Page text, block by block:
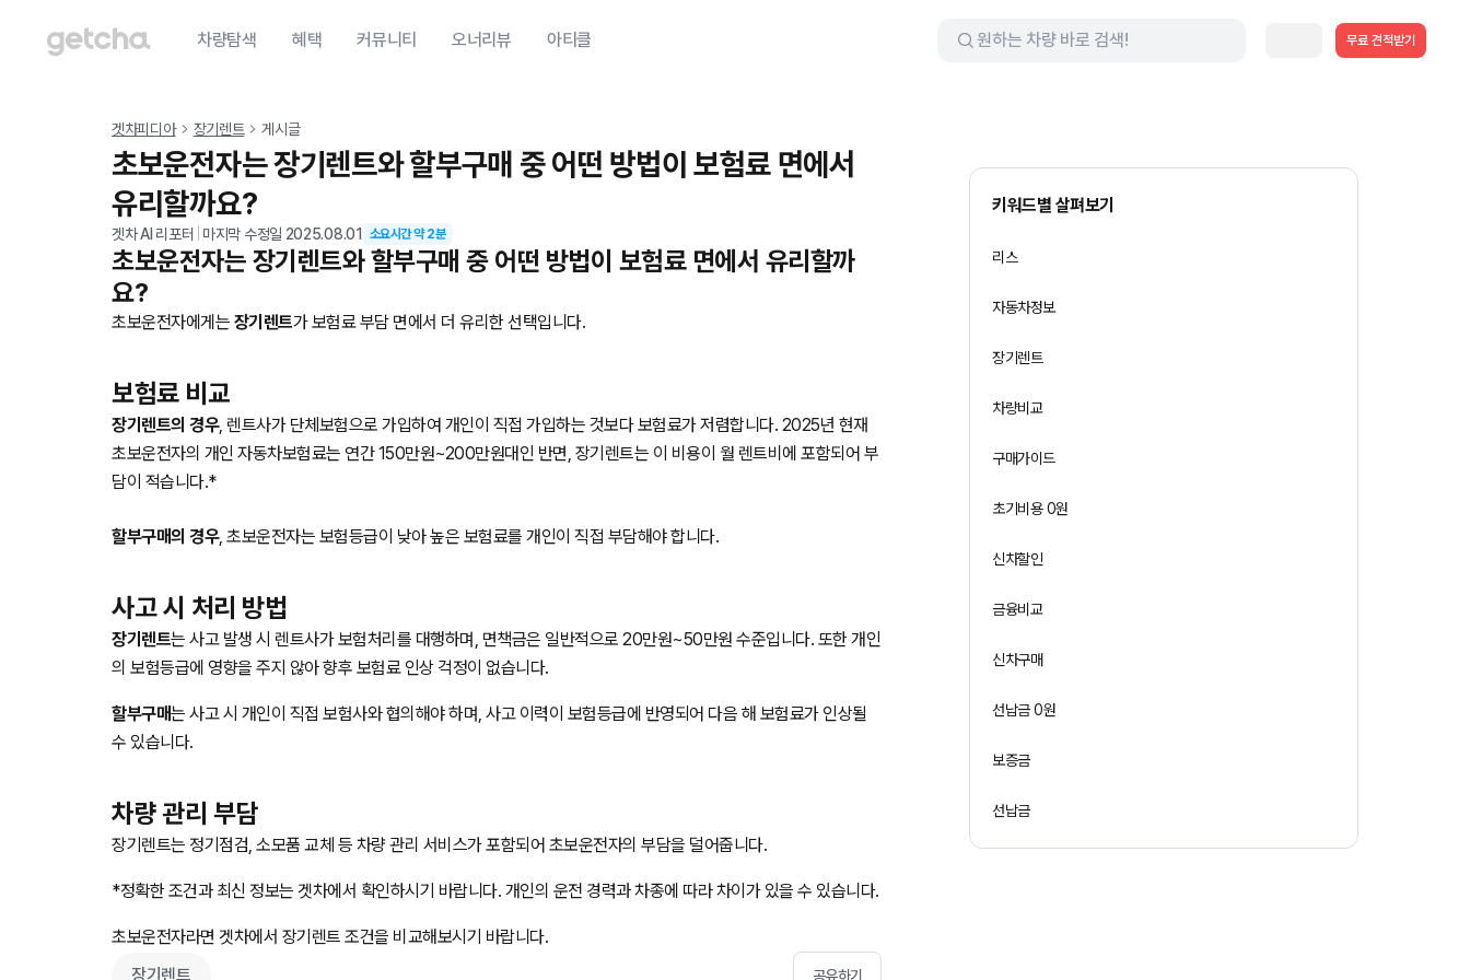
차량탐색 혜택 커뮤니티 오너리뷰 아티클 무료 견적받기
겟차피디아 장기렌트 게시글
초보운전자는 장기렌트와 할부구매 중 어떤 방법이 보험료 면에서
유리할까요?
겟차 AI 리포터 마지막 수정일 2025.08.01 소요시간 약2분
초보운전자는 장기렌트와 할부구매 중 어떤 방법이 보험료 면에서 유리할까
요?
초보운전자에게는 장기렌트가 보험료 부담 면에서 더 유리한 선택입니다.
보험료 비교
장기렌트의 경우, 렌트사가 단체보험으로 가입하여 개인이 직접 가입하는 것보다 보험료가 저렴합니다. 2025년 현재
초보운전자의 개인 자동차보험료는 연간 150만원~200만원대인 반면, 장기렌트는 이 비용이 월 렌트비에 포함되어 부
담이 적습니다.*
할부구매의 경우, 초보운전자는 보험등급이 낮아 높은 보험료를 개인이 직접 부담해야 합니다.
사고 시 처리 방법
장기렌트는 사고 발생 시 렌트사가 보험처리를 대행하며, 면책금은 일반적으로 20만원~50만원 수준입니다. 또한 개인
의 보험등급에 영향을 주지 않아 향후 보험료 인상 걱정이 없습니다.
할부구매는 사고 시 개인이 직접 보험사와 협의해야 하며, 사고 이력이 보험등급에 반영되어 다음 해 보험료가 인상될
수 있습니다.
차량 관리 부담
장기렌트는 정기점검, 소모품 교체 등 차량 관리 서비스가 포함되어 초보운전자의 부담을 덜어줍니다.
*정확한 조건과 최신 정보는 겟차에서 확인하시기 바랍니다. 개인의 운전 경력과 차종에 따라 차이가 있을 수 있습니다.
초보운전자라면 겟차에서 장기렌트 조건을 비교해보시기 바랍니다.
장기렌트
공유하기
키워드별 살펴보기
리스
자동차정보
장기렌트
차량비교
구매가이드
초기비용 0원
신차할인
금융비교
신차구매
선납금 0원
보증금
선납금